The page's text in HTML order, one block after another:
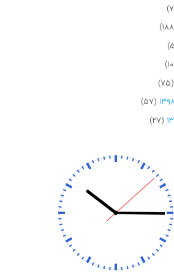
(۷۵)
(۵۷)
(۲۷)